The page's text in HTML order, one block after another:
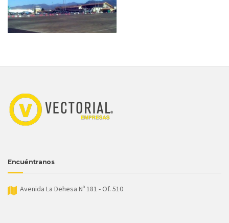
Encuéntranos
Avenida La Dehesa Nº 181 - Of. 510